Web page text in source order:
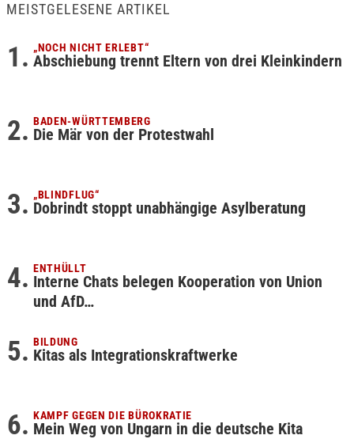
MEISTGELESENE ARTIKEL
„NOCH NICHT ERLEBT“
Abschiebung trennt Eltern von drei Kleinkindern
BADEN-WÜRTTEMBERG
Die Mär von der Protestwahl
„BLINDFLUG“
Dobrindt stoppt unabhängige Asylberatung
ENTHÜLLT
Interne Chats belegen Kooperation von Union
und AfD…
BILDUNG
Kitas als Integrationskraftwerke
KAMPF GEGEN DIE BÜROKRATIE
Mein Weg von Ungarn in die deutsche Kita